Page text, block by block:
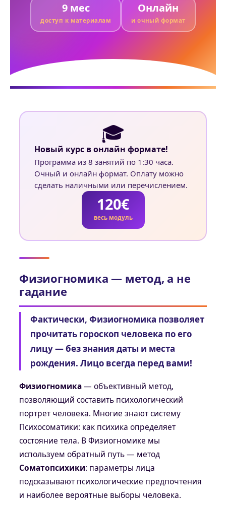
9 мес
доступ к материалам
Онлайн
и очный формат
🎓
Новый курс в онлайн формате!
Программа из 8 занятий по 1:30 часа.
Очный и онлайн формат. Оплату можно
сделать наличными или перечислением.
120€
весь модуль
Физиогномика — метод, а не
гадание
Фактически, Физиогномика позволяет
прочитать гороскоп человека по его
лицу — без знания даты и места
рождения. Лицо всегда перед вами!
Физиогномика— объективный метод,
позволяющий составить психологический
портрет человека. Многие знают систему
Психосоматики: как психика определяет
состояние тела. В Физиогномике мы
используем обратный путь — метод
Соматопсихики: параметры лица
подсказывают психологические предпочтения
и наиболее вероятные выборы человека.